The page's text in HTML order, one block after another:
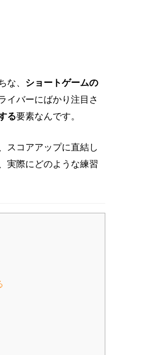
、 ショートゲームの
イバーにばかり注目さ
る要素なんです。
スコアアップに直結し
実際にどのような練習